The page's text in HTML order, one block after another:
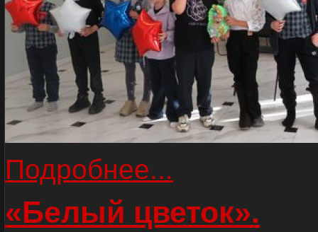
Подробнее...
«Белый цветок».